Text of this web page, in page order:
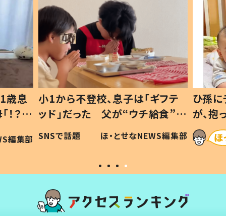
歳息
？」
編集部
小1から不登校、息子は「ギフテ
ッド」だった 父が“ウチ給食”を
作り続ける理由とは #令和の親
#令和の子
SNSで話題 ほ・とせなNEWS編集部
ひ孫
が、
「涙が
い」